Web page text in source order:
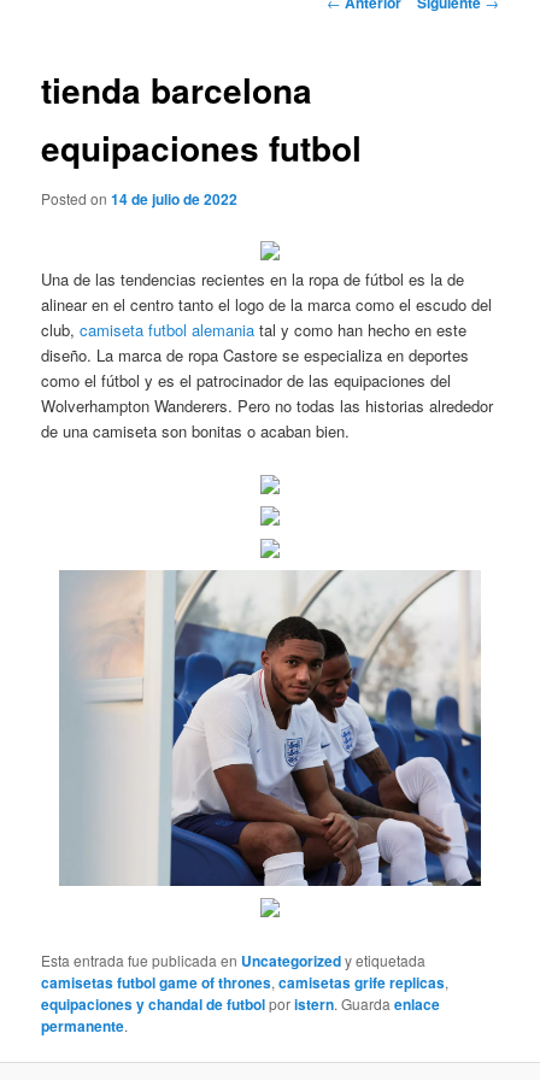
tienda barcelona
equipaciones futbol
Posted on14 de julio de 2022
Una de las tendencias recientes en la ropa de fútbol es la de
alinear en el centro tanto el logo de la marca como el escudo del
club,camiseta futbol alemania tal y como han hecho en este
diseño. La marca de ropa Castore se especializa en deportes
como el fútbol y es el patrocinador de las equipaciones del
Wolverhampton Wanderers. Pero no todas las historias alrededor
de una camiseta son bonitas o acaban bien.
Esta entrada fue publicada en Uncategorizedy etiquetada
camisetas futbol game of thrones,camisetas grife replicas,
equipaciones y chandal de futbolporistern. Guardaenlace
permanente.